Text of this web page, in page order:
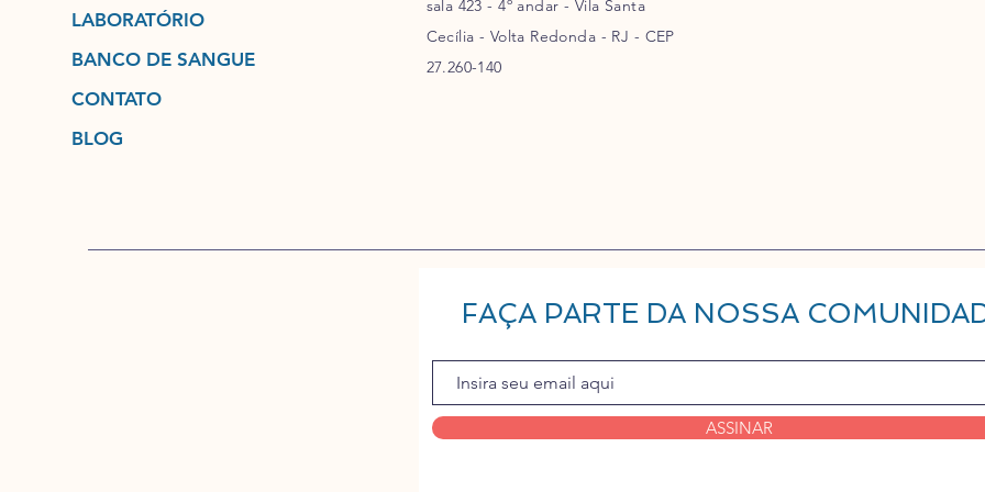
LABORATÓRIO
BANCO DE SANGUE
CONTATO
BLOG
sala 423 - 4º andar - Vila Santa
Cecília - Volta Redonda - RJ - CEP
27.260-140
FAÇA PARTE DA NOSSA
ASSINAR